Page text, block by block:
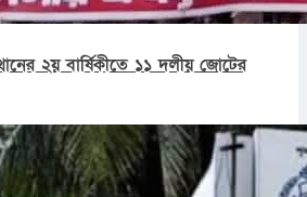
২য় বার্ষিকীতে ১১ দলীয় জোটের